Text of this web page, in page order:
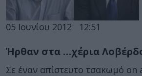
05 Ιουνίου 2012 12:51
Ήρθαν στα …χέρια
Σε έναν απίστευτο τσακωμό on